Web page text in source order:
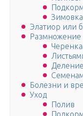
Зимовка
Элатиор или
Размножение
Болезни и
Уход
Полив